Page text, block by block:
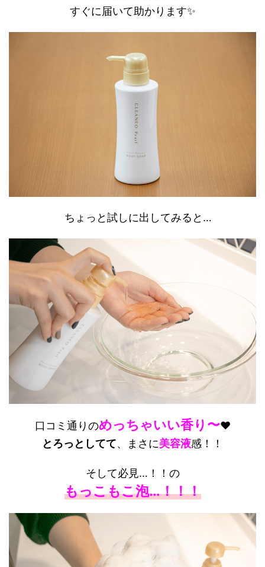
すぐに届いて助かります✨
ちょっと試しに出してみると…
口コミ通りのめっちゃいい香り〜❤️
とろっとしてて、まさに美容液感！！
そして必見…！！の
もっこもこ泡…！！！